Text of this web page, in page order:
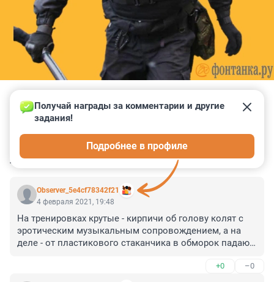
КОММЕНТАРИИ 86
Observer_5e4cf78342f21
Получай награды за комментарии и другие
задания!
Подробнее в профиле
4 февраля 2021, 19:48
На тренировках крутые - кирпичи об голову колят с
эротическим музыкальным сопровождением, а на
деле - от пластикового стаканчика в обморок падают
+0 –0